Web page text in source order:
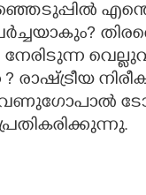
രാഷ്ട്രീയ